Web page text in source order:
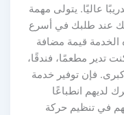
عاليًا. يتولى مهمة
عند طلبك في أسرع
قيمة مضافة
تدير مطعمًا، فندقًا،
فإن توفير خدمة
لديهم انطباعًا
في تنظيم حركة